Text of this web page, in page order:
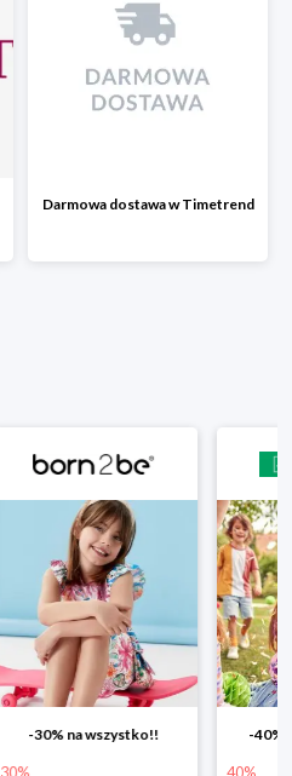
Darmowa dostawa w Timetrend
-40% na drugą sztukę
40% 25%